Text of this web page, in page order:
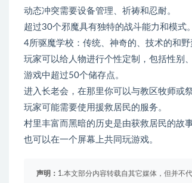
动态冲突需要设备管理、祈祷和忍耐。
超过30个邪魔具有独特的战斗能力和模式。
4所驱魔学校：传统、神奇的、技术的和野
玩家可以给人物进行个性定制，包括性别
游戏中超过50个储存点。
进入长老会，在那里你可以与教区牧师或
玩家可能需要使用援救居民的服务。
村里丰富而黑暗的历史是由获救居民的故
也可以在一个屏幕上共同玩游戏。
声明： 1.本文部分内容转载自其它媒体，但并不